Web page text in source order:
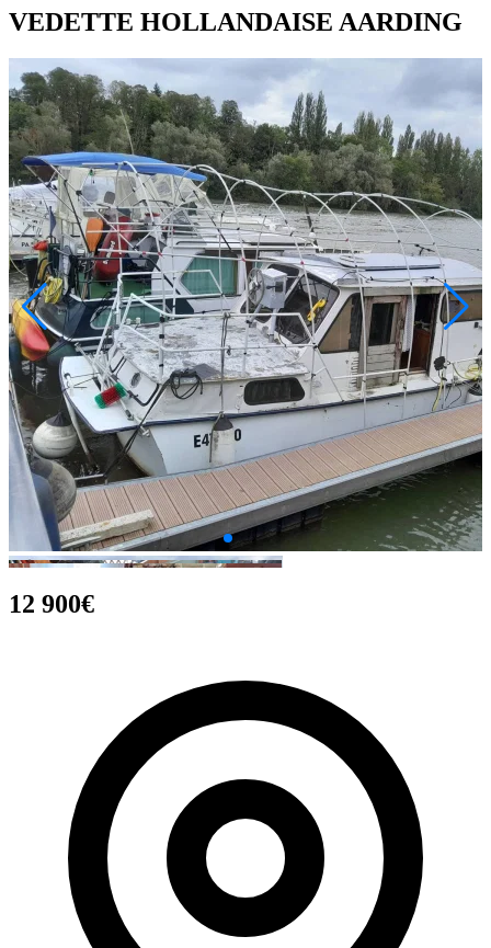
VEDETTE HOLLANDAISE AARDING
12 900€